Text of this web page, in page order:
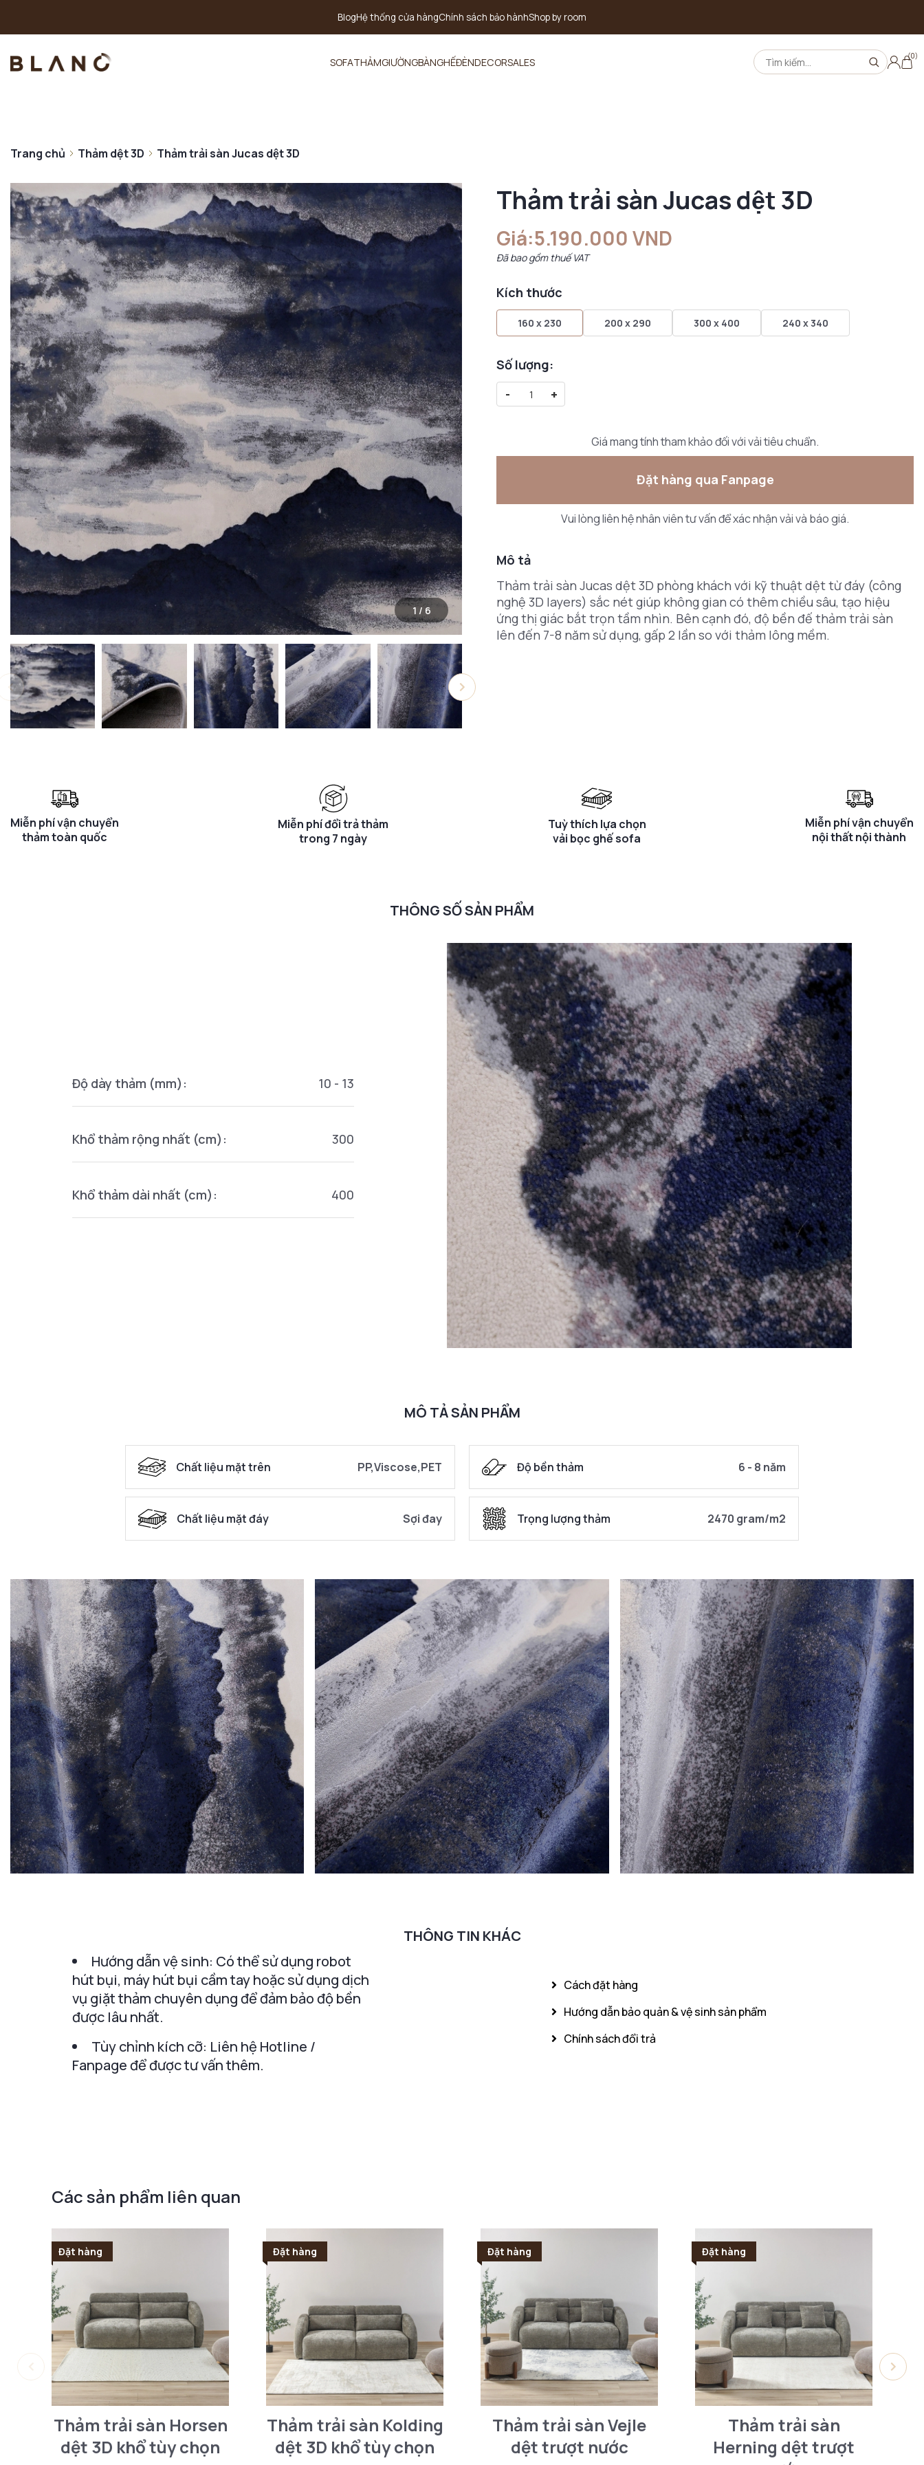
BlogHệ thống cửa hàngChính sách bảo hànhShop by room
SOFATHẢMGIƯỜNGBÀNGHẾĐÈNDECORSALES (0)
Trang chủ Thảm dệt 3D Thảm trải sàn Jucas dệt 3D
1/6
Thảm trải sàn Jucas dệt 3D
Giá:5.190.000 VND
Đã bao gồm thuế VAT
Kích thước
160 x 230 200 x 290 300 x 400 240 x 340
Số lượng:
-
+
Giá mang tính tham khảo đối với vải tiêu chuẩn.
Đặt hàng qua Fanpage
Vui lòng liên hệ nhân viên tư vấn để xác nhận vải và báo giá.
Mô tả
Thảm trải sàn Jucas dệt 3D phòng khách với kỹ thuật dệt từ đáy (công
nghệ 3D layers) sắc nét giúp không gian có thêm chiều sâu, tạo hiệu
ứng thị giác bắt trọn tầm nhìn. Bên cạnh đó, độ bền đế thảm trải sàn
lên đến 7-8 năm sử dụng, gấp 2 lần so với thảm lông mềm.
Miễn phí vận chuyển
thảm toàn quốc
Miễn phí đổi trả thảm
trong 7 ngày
Tuỳ thích lựa chọn
vải bọc ghế sofa
Miễn phí vận chuyển
nội thất nội thành
THÔNG SỐ SẢN PHẨM
Độ dày thảm (mm): 10 - 13
Khổ thảm rộng nhất (cm): 300
Khổ thảm dài nhất (cm): 400
MÔ TẢ SẢN PHẨM
Chất liệu mặt trên PP,Viscose,PET Độ bền thảm 6 - 8 năm
Chất liệu mặt đáy Sợi đay Trọng lượng thảm 2470 gram/m2
THÔNG TIN KHÁC
Hướng dẫn vệ sinh: Có thể sử dụng robot
hút bụi, máy hút bụi cầm tay hoặc sử dụng dịch
vụ giặt thảm chuyên dụng để đảm bảo độ bền
được lâu nhất.
Tùy chỉnh kích cỡ: Liên hệ Hotline /
Fanpage để được tư vấn thêm.
Cách đặt hàng
Hướng dẫn bảo quản & vệ sinh sản phẩm
Chính sách đổi trả
Các sản phẩm liên quan
Đặt hàng
Thảm trải sàn Horsen
dệt 3D khổ tùy chọn
Đặt hàng
Thảm trải sàn Kolding
dệt 3D khổ tùy chọn
Đặt hàng
Thảm trải sàn Vejle
dệt trượt nước
Đặt hàng
Thảm trải sàn
Herning dệt trượt